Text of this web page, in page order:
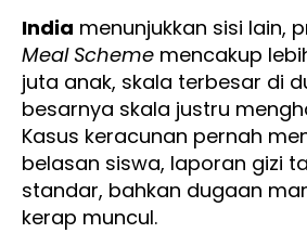
India menunjukkan sisi lain,
Meal Scheme mencakup
juta anak, skala terbesar di
besarnya skala justru
Kasus keracunan pernah
belasan siswa, laporan gizi
standar, bahkan dugaan
kerap muncul.